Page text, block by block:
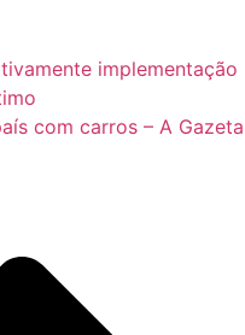
implementação
com carros – A Gazeta